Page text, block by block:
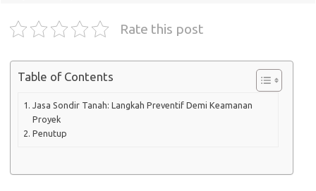
Rate this post
Table of Contents
Jasa Sondir Tanah: Langkah Preventif Demi Keamanan
Proyek
Penutup